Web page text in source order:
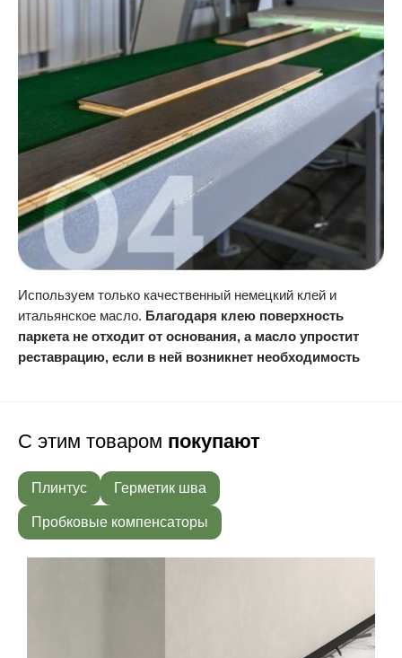
Используем только качественный немецкий клей и
итальянское масло. Благодаря клею поверхность
паркета не отходит от основания, а масло упростит
реставрацию, если в ней возникнет необходимость
С этим товаром покупают
Плинтус Герметик шва
Пробковые компенсаторы